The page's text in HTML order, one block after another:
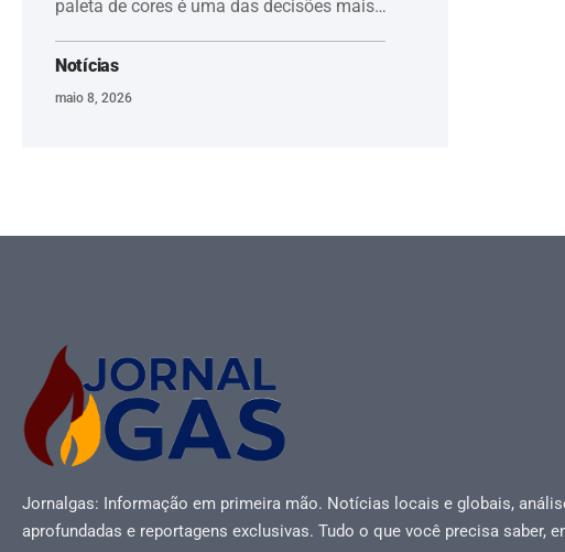
paleta de cores é uma das decisões mais…
Notícias
maio 8, 2026
Jornalgas: Informação em primeira mão. Notícias locais e globais,
aprofundadas e reportagens exclusivas. Tudo o que você precisa saber,